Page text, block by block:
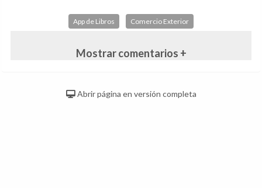
App de Libros Comercio Exterior
Mostrar comentarios +
Abrir página en versión completa